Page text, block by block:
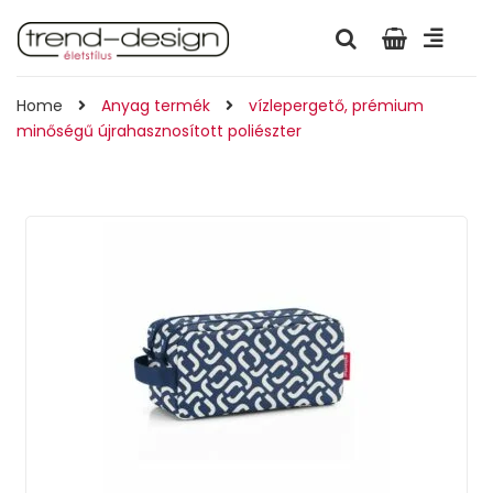
Home Anyag termék
vízlepergető, prémium
minőségű újrahasznosított poliészter